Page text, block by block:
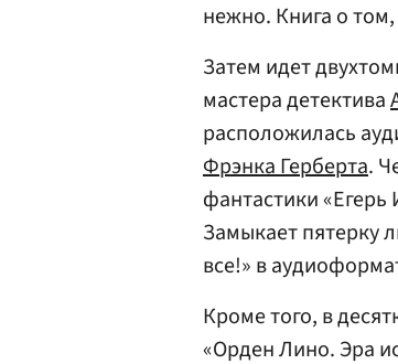
нежно. Книга о
Затем идет
мастера детектива
расположилась
Фрэнка Герберта.
фантастики
Замыкает пятерку
все!» в
Кроме того, в
«Орден Лино. Эра